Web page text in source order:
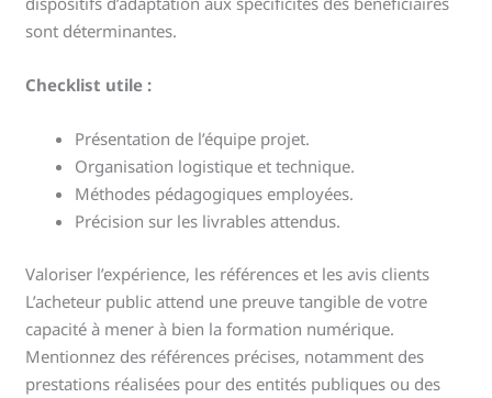
sont déterminantes.
Checklist utile :
Présentation de l’équipe projet.
Organisation logistique et technique.
Méthodes pédagogiques employées.
Précision sur les livrables attendus.
Valoriser l’expérience, les références et les avis clients
L’acheteur public attend une preuve tangible de votre
capacité à mener à bien la formation numérique.
Mentionnez des références précises, notamment des
prestations réalisées pour des entités publiques ou des